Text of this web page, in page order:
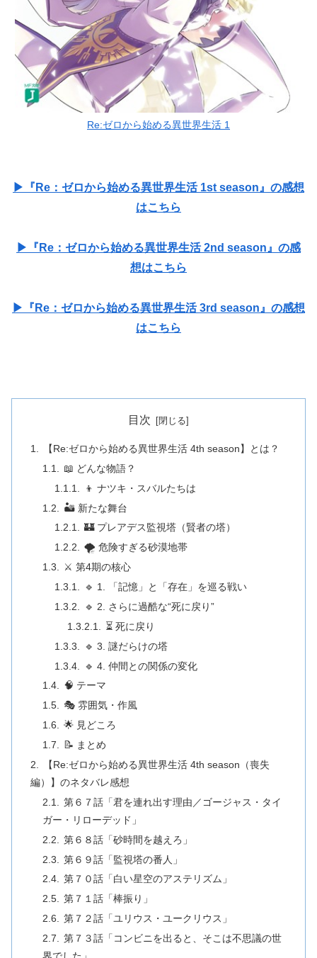
Re:ゼロから始める異世界生活 1
▶『Re：ゼロから始める異世界生活 1st season』の感想
はこちら
▶『Re：ゼロから始める異世界生活 2nd season』の感
想はこちら
▶『Re：ゼロから始める異世界生活 3rd season』の感想
はこちら
目次
【Re:ゼロから始める異世界生活 4th season】とは？
📖 どんな物語？
👦 ナツキ・スバルたちは
🏜️ 新たな舞台
🏰 プレアデス監視塔（賢者の塔）
🌪️ 危険すぎる砂漠地帯
⚔️ 第4期の核心
🔹 1. 「記憶」と「存在」を巡る戦い
🔹 2. さらに過酷な“死に戻り”
⏳ 死に戻り
🔹 3. 謎だらけの塔
🔹 4. 仲間との関係の変化
🧠 テーマ
🎭 雰囲気・作風
🌟 見どころ
📝 まとめ
【Re:ゼロから始める異世界生活 4th season（喪失
編）】のネタバレ感想
第６７話「君を連れ出す理由／ゴージャス・タイ
ガー・リローデッド」
第６８話「砂時間を越えろ」
第６９話「監視塔の番人」
第７０話「白い星空のアステリズム」
第７１話「棒振り」
第７２話「ユリウス・ユークリウス」
第７３話「コンビニを出ると、そこは不思議の世